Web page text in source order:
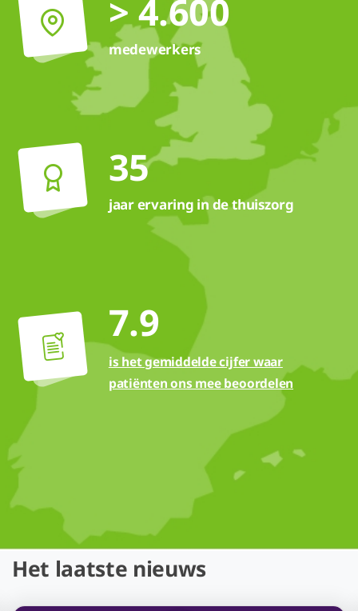
> 4.600
medewerkers
35
jaar ervaring in de thuiszorg
7.9
is het gemiddelde cijfer waar
patiënten ons mee beoordelen
Het laatste nieuws